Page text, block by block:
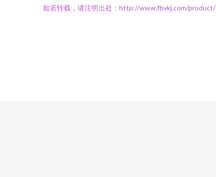
如若转载，请注明出处：http://www.fbvkj.com/product/